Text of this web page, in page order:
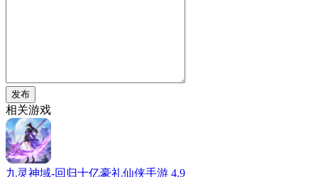
发布
相关游戏
九灵神域-回归十亿豪礼仙侠手游 4.9